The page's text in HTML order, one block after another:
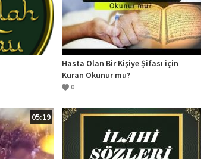
Hasta Olan Bir Kişiye Şifası için
Kuran Okunur mu?
0
05:19